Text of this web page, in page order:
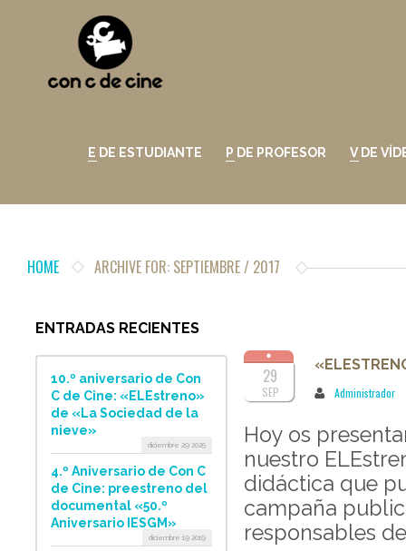
E DE ESTUDIANTE P DE PROFESOR V DE
HOME ARCHIVE FOR: SEPTIEMBRE / 2017
ENTRADAS RECIENTES
10.º aniversario de Con
C de Cine: «ELEstreno»
de «La Sociedad de la
nieve»
diciembre 29 2025
4.º Aniversario de Con C
de Cine: preestreno del
documental «50.º
Aniversario IESGM»
diciembre 19 2019
29
SEP Administrador
Hoy os
nuestro
didáctica que
campaña
responsables